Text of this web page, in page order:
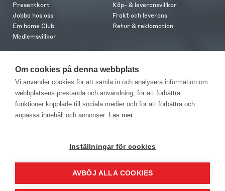
Presentkort
Jobba hos oss
Em home Club
Medlemsvillkor
Köp- & leveransvillkor
Frakt och leverans
Retur & reklamation
Kontakta oss
Butiker
Press
EM Home Möbler AB, Meteorologvägen 10, Telefon: 010-499 25 00,
E-post info@emhome.se
Om cookies på denna webbplats
Vi använder cookies för att samla in och analysera information om
webbplatsens prestanda och användning, för att förbättra
funktioner kopplade till sociala medier och för att förbättra och
anpassa innehåll och annonser. Läs mer
Inställningar för cookies
AVBÖJ ALLA COOKIES